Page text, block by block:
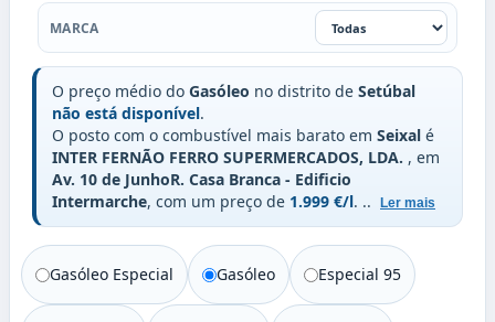
Marca
MARCA
O preço médio do Gasóleo no distrito de Setúbal
não está disponível.
O posto com o combustível mais barato em Seixal é
INTER FERNÃO FERRO SUPERMERCADOS, LDA. , em
Av. 10 de JunhoR. Casa Branca - Edificio
Intermarche, com um preço de 1.999 €/l. .. Ler mais
Gasóleo Especial Gasóleo Especial 95